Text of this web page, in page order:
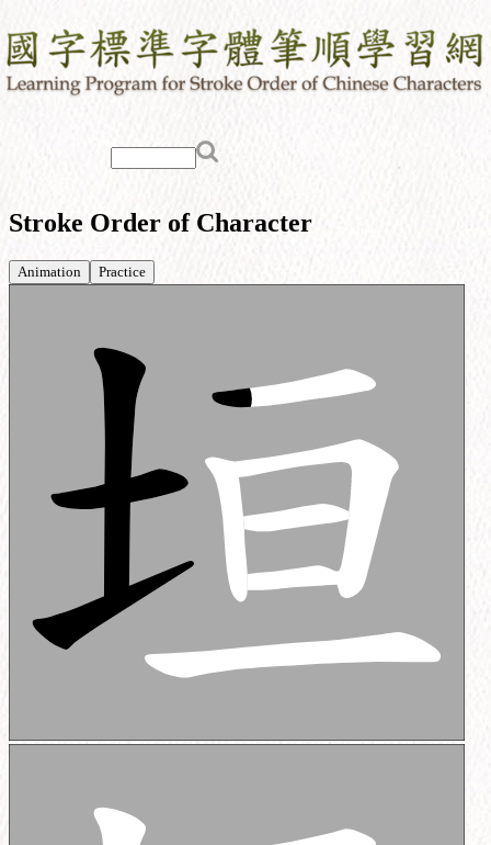
Stroke Order of Character
Animation Practice